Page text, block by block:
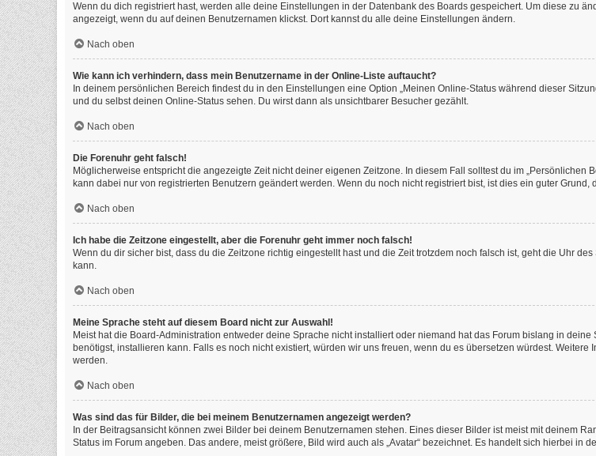
Wenn du dich registriert hast, werden alle deine Einstellungen in der Datenbank des Boards gespeichert. Um diese zu
angezeigt, wenn du auf deinen Benutzernamen klickst. Dort kannst du alle deine Einstellungen ändern.
Nach oben
Wie kann ich verhindern, dass mein Benutzername in der Online-Liste auftaucht?
In deinem persönlichen Bereich findest du in den Einstellungen eine Option „Meinen Online-Status während dieser
und du selbst deinen Online-Status sehen. Du wirst dann als unsichtbarer Besucher gezählt.
Nach oben
Die Forenuhr geht falsch!
Möglicherweise entspricht die angezeigte Zeit nicht deiner eigenen Zeitzone. In diesem Fall solltest du im „Persönlichen
kann dabei nur von registrierten Benutzern geändert werden. Wenn du noch nicht registriert bist, ist dies ein guter Grund,
Nach oben
Ich habe die Zeitzone eingestellt, aber die Forenuhr geht immer noch falsch!
Wenn du dir sicher bist, dass du die Zeitzone richtig eingestellt hast und die Zeit trotzdem noch falsch ist, geht die Uhr
kann.
Nach oben
Meine Sprache steht auf diesem Board nicht zur Auswahl!
Meist hat die Board-Administration entweder deine Sprache nicht installiert oder niemand hat das Forum bislang in
benötigst, installieren kann. Falls es noch nicht existiert, würden wir uns freuen, wenn du es übersetzen würdest. Weitere
werden.
Nach oben
Was sind das für Bilder, die bei meinem Benutzernamen angezeigt werden?
In der Beitragsansicht können zwei Bilder bei deinem Benutzernamen stehen. Eines dieser Bilder ist meist mit deinem
Status im Forum angeben. Das andere, meist größere, Bild wird auch als „Avatar“ bezeichnet. Es handelt sich hierbei